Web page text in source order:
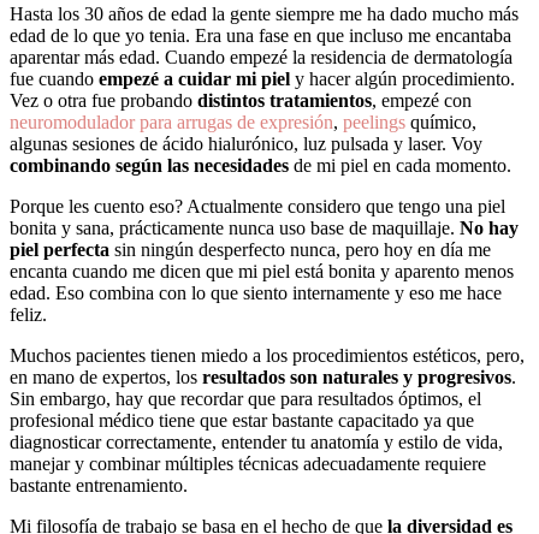
Hasta los 30 años de edad la gente siempre me ha dado mucho más
edad de lo que yo tenia. Era una fase en que incluso me encantaba
aparentar más edad. Cuando empezé la residencia de dermatología
fue cuando empezé a cuidar mi piel y hacer algún procedimiento.
Vez o otra fue probando distintos tratamientos, empezé con
neuromodulador para arrugas de expresión, peelings químico,
algunas sesiones de ácido hialurónico, luz pulsada y laser. Voy
combinando según las necesidades de mi piel en cada momento.
Porque les cuento eso? Actualmente considero que tengo una piel
bonita y sana, prácticamente nunca uso base de maquillaje. No hay
piel perfecta sin ningún desperfecto nunca, pero hoy en día me
encanta cuando me dicen que mi piel está bonita y aparento menos
edad. Eso combina con lo que siento internamente y eso me hace
feliz.
Muchos pacientes tienen miedo a los procedimientos estéticos, pero,
en mano de expertos, los resultados son naturales y progresivos.
Sin embargo, hay que recordar que para resultados óptimos, el
profesional médico tiene que estar bastante capacitado ya que
diagnosticar correctamente, entender tu anatomía y estilo de vida,
manejar y combinar múltiples técnicas adecuadamente requiere
bastante entrenamiento.
Mi filosofía de trabajo se basa en el hecho de que la diversidad es